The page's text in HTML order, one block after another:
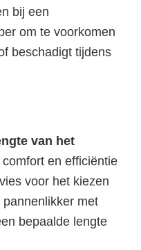
bij een
om te voorkomen
beschadigt tijdens
van het
en efficiëntie
voor het kiezen
met
bepaalde lengte